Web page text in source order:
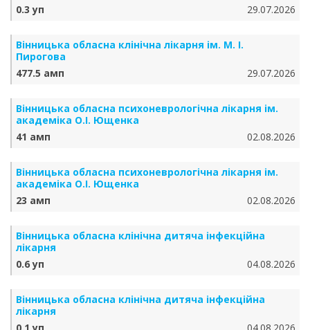
0.3 уп
29.07.2026
Вінницька обласна клінічна лікарня ім. М. І.
Пирогова
477.5 амп
29.07.2026
Вінницька обласна психоневрологічна лікарня ім.
академіка О.І. Ющенка
41 амп
02.08.2026
Вінницька обласна психоневрологічна лікарня ім.
академіка О.І. Ющенка
23 амп
02.08.2026
Вінницька обласна клінічна дитяча інфекційна
лікарня
0.6 уп
04.08.2026
Вінницька обласна клінічна дитяча інфекційна
лікарня